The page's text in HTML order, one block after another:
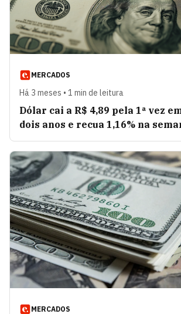
MERCADOS
Há 3 meses • 1 min de leitura
Dólar cai a R$ 4,89 pela 1ª vez
dois anos e recua 1,16% na
MERCADOS